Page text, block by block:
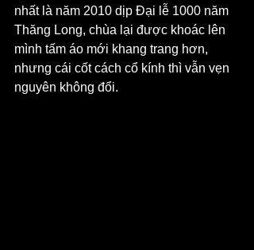
nhất là năm 2010 dịp Đại lễ 1000 năm
Thăng Long, chùa lại được khoác lên
mình tấm áo mới khang trang hơn,
nhưng cái cốt cách cổ kính thì vẫn vẹn
nguyên không đổi.